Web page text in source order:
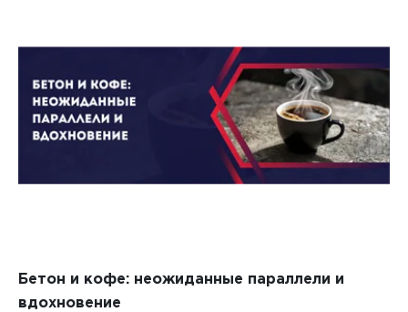
Бетон и кофе: неожиданные параллели и
вдохновение